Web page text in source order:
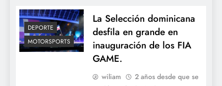
DEPORTE
MOTORSPORTS
La Selección dominicana
desfila en grande en
inauguración de los FIA
GAME.
wiliam
2 años desde que se